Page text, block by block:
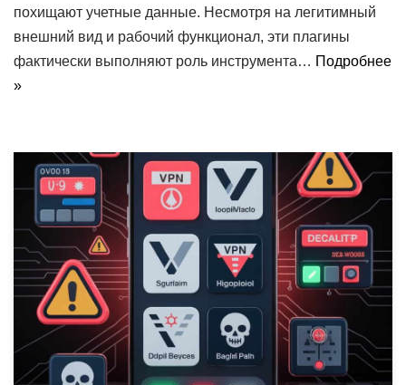
похищают учетные данные. Несмотря на легитимный
внешний вид и рабочий функционал, эти плагины
фактически выполняют роль инструмента… Подробнее
»